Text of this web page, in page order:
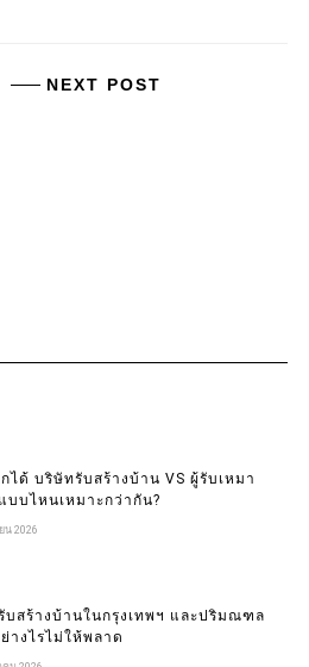
NEXT POST
กได้ บริษัทรับสร้างบ้าน VS ผู้รับเหมา
บบไหนเหมาะกว่ากัน?
น 2026
บสร้างบ้านในกรุงเทพฯ และปริมณฑล
ย่างไรไม่ให้พลาด